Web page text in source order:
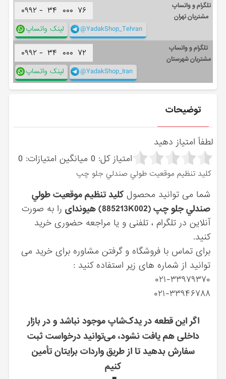
تلگرام و واتساپ
مشتریان تهران
۰۹۹۲ - ۳۴ ۰۰۰ ۷۶
لینک واتساپ @YadakShop_Tehran
تلگرام و واتساپ
مشتریان شهرستان
۰۹۹۲ - ۳۴ ۰۰۰ ۷۲
لینک واتساپ @YadakShop_Iran
توضیحات
لطفاً امتیاز دهید
امتیاز کل: 0 میانگین امتیازات: 0
كليد تنظيم موقعيت طولي صندلي جلو چپ
شما می توانید محصولكليد تنظيم موقعيت طولي
صندلي جلو چپ (885213K002) هیوندای
را به صورت
آنلاین در تلگرام ، تلفنی و یا مراجعه حضوری خرید
کنید.
برای تماس با فروشگاه و گرفتن مشاوره برای خرید می
توانید از شماره های زیر استفاده کنید :
۰۲۱-۳۳۹۷۹۳۷۰
۰۲۱-۳۳۹۴۶۷۸۸
اگر این قطعه در یدک‌شاپ موجود نباشد و در بازار
داخلی هم یافت نشود، می‌توانید درخواست ثبت
سفارش بدهید تا از طریق واردات برایتان تأمین
کنیم